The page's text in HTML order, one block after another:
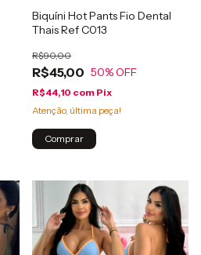
Biquíni Hot Pants Fio Dental
Thais Ref C013
R$45,00
R$90,00
50% OFF
R$44,10 com Pix
Atenção, última peça!
Comprar